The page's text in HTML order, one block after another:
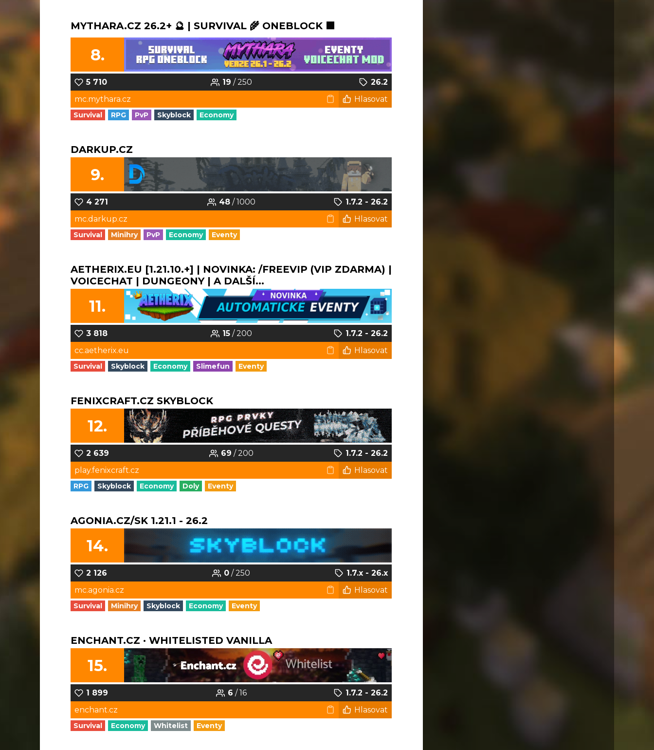
MYTHARA.CZ 26.2+ 🔮 | SURVIVAL 🌾 ONEBLOCK 🟩
8.
5 710 19 / 250
26.2
mc.mythara.cz
Hlasovat
Survival RPG PvP Skyblock Economy
DARKUP.CZ
9.
4 271 48/ 1000
1.7.2 - 26.2
mc.darkup.cz
Hlasovat
Survival Minihry PvP Economy Eventy
AETHERIX.EU [1.21.10.+] | NOVINKA: /FREEVIP (VIP ZDARMA) |
VOICECHAT | DUNGEONY | A DALŠÍ...
11.
3 818 15/ 200
1.7.2 - 26.2
cc.aetherix.eu
Hlasovat
Survival Skyblock Economy Slimefun Eventy
FENIXCRAFT.CZ SKYBLOCK
12.
2 639 69 / 200
1.7.2 - 26.2
play.fenixcraft.cz
Hlasovat
RPG Skyblock Economy Doly Eventy
AGONIA.CZ/SK 1.21.1 - 26.2
14.
2 126 0 / 250
1.7.x - 26.x
mc.agonia.cz
Hlasovat
Survival Minihry Skyblock Economy Eventy
ENCHANT.CZ · WHITELISTED VANILLA
15.
1 899 6 / 16
1.7.2 - 26.2
enchant.cz
Hlasovat
Survival Economy Whitelist Eventy